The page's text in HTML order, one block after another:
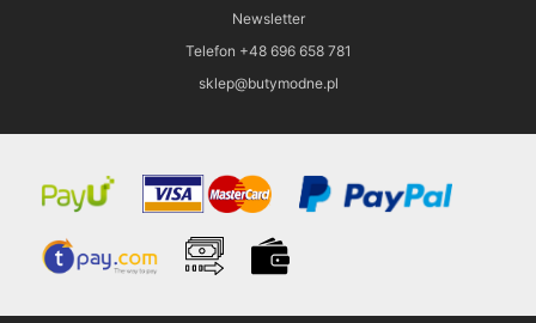
Newsletter
Telefon +48 696 658 781
sklep@butymodne.pl